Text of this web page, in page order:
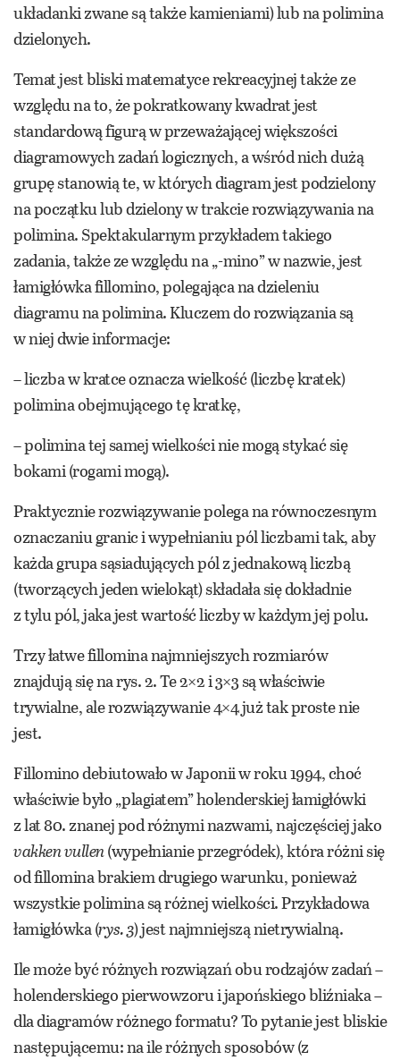
układanki zwane są także kamieniami) lub na polimina
dzielonych.
Temat jest bliski matematyce rekreacyjnej także ze
względu na to, że pokratkowany kwadrat jest
standardową figurą w przeważającej większości
diagramowych zadań logicznych, a wśród nich dużą
grupę stanowią te, w których diagram jest podzielony
na początku lub dzielony w trakcie rozwiązywania na
polimina. Spektakularnym przykładem takiego
zadania, także ze względu na „-mino” w nazwie, jest
łamigłówka fillomino, polegająca na dzieleniu
diagramu na polimina. Kluczem do rozwiązania są
w niej dwie informacje:
– liczba w kratce oznacza wielkość (liczbę kratek)
polimina obejmującego tę kratkę,
– polimina tej samej wielkości nie mogą stykać się
bokami (rogami mogą).
Praktycznie rozwiązywanie polega na równoczesnym
oznaczaniu granic i wypełnianiu pól liczbami tak, aby
każda grupa sąsiadujących pól z jednakową liczbą
(tworzących jeden wielokąt) składała się dokładnie
z tylu pól, jaka jest wartość liczby w każdym jej polu.
Trzy łatwe fillomina najmniejszych rozmiarów
znajdują się na rys. 2. Te 2×2 i 3×3 są właściwie
trywialne, ale rozwiązywanie 4×4 już tak proste nie
jest.
Fillomino debiutowało w Japonii w roku 1994, choć
właściwie było „plagiatem” holenderskiej łamigłówki
z lat 80. znanej pod różnymi nazwami, najczęściej jako
vakken vullen(wypełnianie przegródek), która różni się
od fillomina brakiem drugiego warunku, ponieważ
wszystkie polimina są różnej wielkości. Przykładowa
łamigłówka (rys. 3) jest najmniejszą nietrywialną.
Ile może być różnych rozwiązań obu rodzajów zadań –
holenderskiego pierwowzoru i japońskiego bliźniaka –
dla diagramów różnego formatu? To pytanie jest bliskie
następującemu: na ile różnych sposobów (z